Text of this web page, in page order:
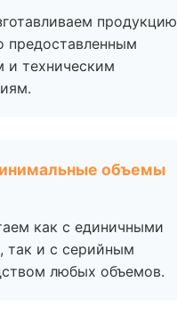
продукцию
предоставленным
и техническим
объемы
как с единичными
так и с серийным
любых объемов.